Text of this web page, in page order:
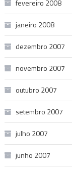
fevereiro 2008
janeiro 2008
dezembro 2007
novembro 2007
outubro 2007
setembro 2007
julho 2007
junho 2007